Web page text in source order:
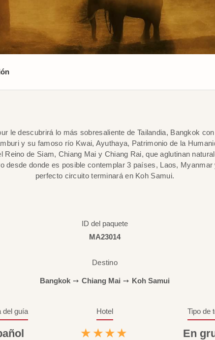
le descubrirá lo más sobresaliente de Tailandia, Bangkok
y su famoso río Kwai, Ayuthaya, Patrimonio de la
Reino de Siam, Chiang Mai y Chiang Rai, que aglutinan
desde donde es posible contemplar 3 países, Laos, Myanmar
perfecto circuito terminará en Koh Samui.
ID del paquete
MA23014
Destino
Bangkok ➙ Chiang Mai ➙ Koh Samui
del guía Hotel
★★★★
Tipo de
En